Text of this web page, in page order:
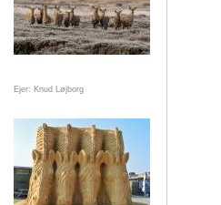
Ejer: Knud Løjborg